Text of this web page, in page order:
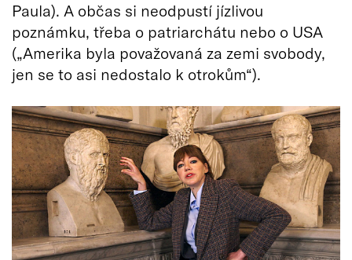
Paula). A občas si neodpustí jízlivou
poznámku, třeba o patriarchátu nebo o USA
(„Amerika byla považovaná za zemi svobody,
jen se to asi nedostalo k otrokům“).